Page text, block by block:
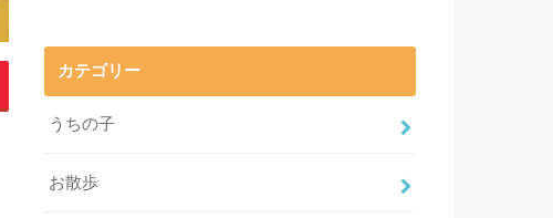
カテゴリー
うちの子
お散歩